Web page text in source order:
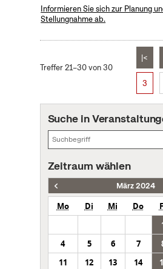
Informieren Sie sich zur Planung
Stellungnahme ab.
Treffer 21–30 von 30
|<
3
Suche in
Zeitraum wählen
März 2024
Mo Di Mi Do
4
5 6 7
11
12 13 14